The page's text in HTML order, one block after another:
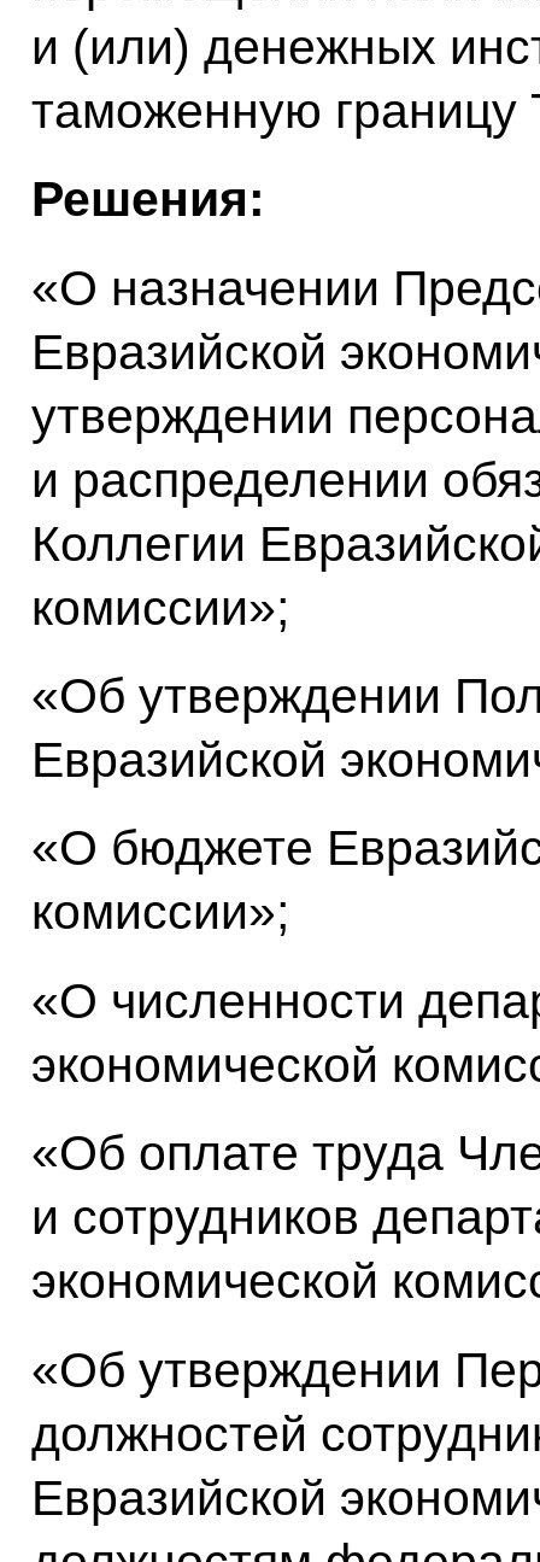
и (или) денежных
таможенную границу
Решения:
«О назначении
Евразийской
утверждении
и распределении
Коллегии
комиссии»;
«Об утверждении
Евразийской
«О бюджете
комиссии»;
«О численности
экономической
«Об оплате труда
и сотрудников
экономической
«Об утверждении
должностей
Евразийской